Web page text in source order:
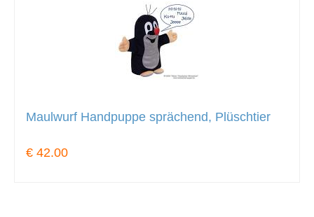
Maulwurf Handpuppe sprächend, Plüschtier
€ 42.00